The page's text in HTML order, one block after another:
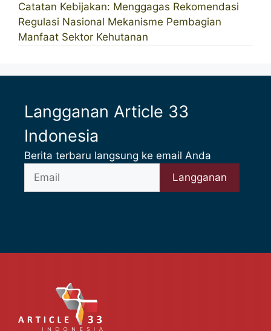
Catatan Kebijakan: Menggagas Rekomendasi
Regulasi Nasional Mekanisme Pembagian
Manfaat Sektor Kehutanan
Langganan Article 33
Indonesia
Berita terbaru langsung ke email Anda